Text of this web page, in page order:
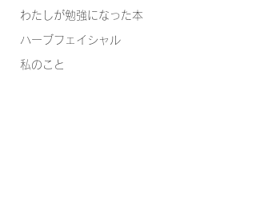
わたしが勉強になった本
ハーブフェイシャル
私のこと